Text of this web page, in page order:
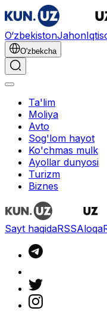
O‘zbekistonJahon
O'zbekcha
Ta'lim
Moliya
Avto
Sog'lom hayot
Ko'chmas mulk
Ayollar dunyosi
Turizm
Biznes
Sayt haqidaRSSAloqa